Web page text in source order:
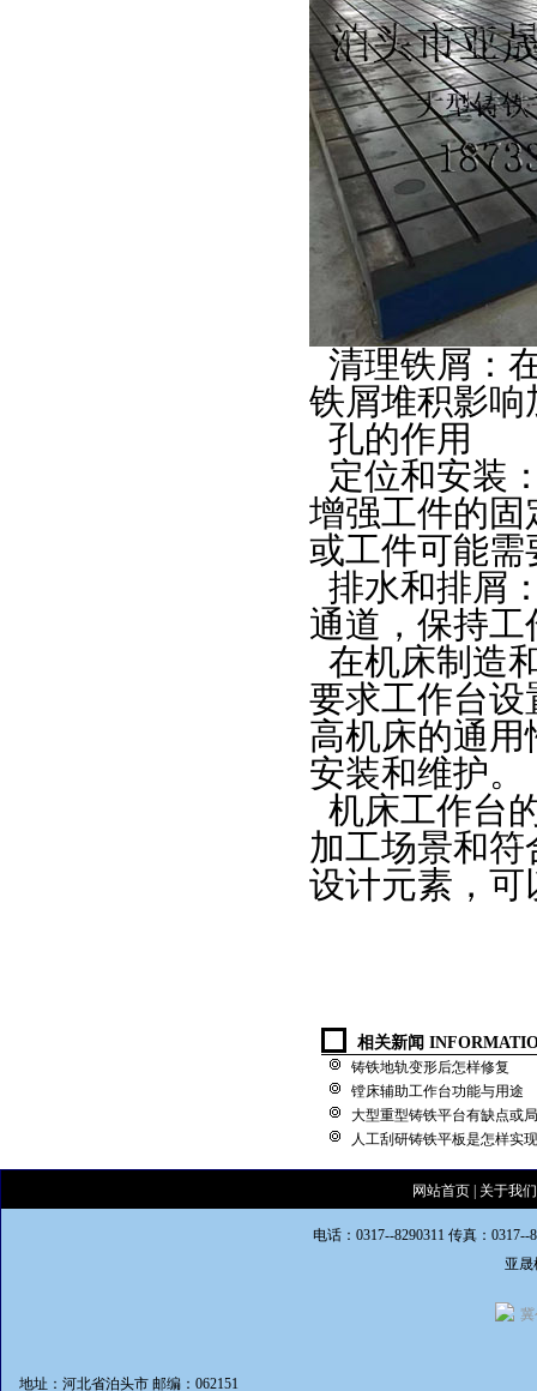
清理铁屑：
铁屑堆积影响
孔的作用
定位和安装
增强工件的固
或工件可能需
排水和排屑
通道，保持
在机床制造
要求工作台设
高机床的通
安装和维护。
机床工作台
加工场景和
设计元素，可
相关新闻
铸铁地轨变形后怎样修复
镗床辅助工作台功能与用途
大型重型铸铁平台有缺点或
人工刮研铸铁平板是怎样实
网站首页| 关于我们
电话：0317--8290311 传真：0317--
亚
冀
地址：河北省泊头市 邮编：062151